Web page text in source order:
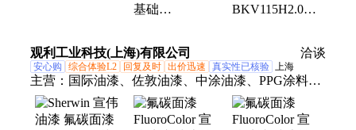
基础
温 高抗冲 低光
泽 片材挤出
BKV115H2.0
击 15%玻纤 热
老化稳定
观利工业科技(上海)有限公司 洽谈
安心购 综合体验L2 回复及时 出价迅速 真实性已核验 上海
主营： 国际油漆、佐敦油漆、中涂油漆、PPG涂料、
海虹涂料、氟碳面漆、关西油漆、光明开林油漆、集
泰水性漆、海虹老人牌油漆、宣伟油漆、信和油漆、